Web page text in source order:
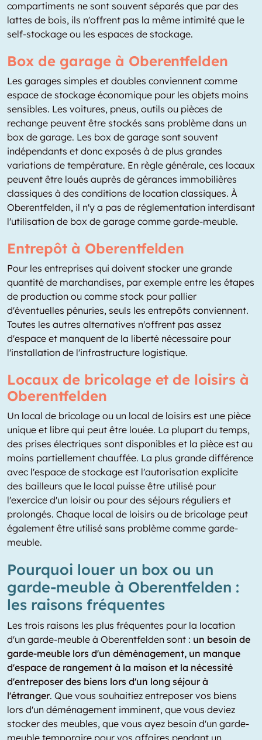
compartiments ne sont souvent séparés que par des
lattes de bois, ils n'offrent pas la même intimité que le
self-stockage ou les espaces de stockage.
Box de garage à Oberentfelden
Les garages simples et doubles conviennent comme
espace de stockage économique pour les objets moins
sensibles. Les voitures, pneus, outils ou pièces de
rechange peuvent être stockés sans problème dans un
box de garage. Les box de garage sont souvent
indépendants et donc exposés à de plus grandes
variations de température. En règle générale, ces locaux
peuvent être loués auprès de gérances immobilières
classiques à des conditions de location classiques. À
Oberentfelden, il n'y a pas de réglementation interdisant
l'utilisation de box de garage comme garde-meuble.
Entrepôt à Oberentfelden
Pour les entreprises qui doivent stocker une grande
quantité de marchandises, par exemple entre les étapes
de production ou comme stock pour pallier
d'éventuelles pénuries, seuls les entrepôts conviennent.
Toutes les autres alternatives n'offrent pas assez
d'espace et manquent de la liberté nécessaire pour
l'installation de l'infrastructure logistique.
Locaux de bricolage et de loisirs à
Oberentfelden
Un local de bricolage ou un local de loisirs est une pièce
unique et libre qui peut être louée. La plupart du temps,
des prises électriques sont disponibles et la pièce est au
moins partiellement chauffée. La plus grande différence
avec l'espace de stockage est l'autorisation explicite
des bailleurs que le local puisse être utilisé pour
l'exercice d'un loisir ou pour des séjours réguliers et
prolongés. Chaque local de loisirs ou de bricolage peut
également être utilisé sans problème comme garde-
meuble.
Pourquoi louer un box ou un
garde-meuble à Oberentfelden :
les raisons fréquentes
Les trois raisons les plus fréquentes pour la location
d'un garde-meuble à Oberentfelden sont : un besoin de
garde-meuble lors d'un déménagement, un manque
d'espace de rangement à la maison et la nécessité
d'entreposer des biens lors d'un long séjour à
l'étranger. Que vous souhaitiez entreposer vos biens
lors d'un déménagement imminent, que vous deviez
stocker des meubles, que vous ayez besoin d'un garde-
meuble temporaire pour vos affaires pendant un